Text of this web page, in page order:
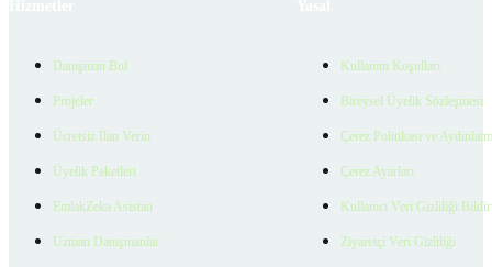
Danışman Bul
Projeler
Ücretsiz İlan Verin
Üyelik Paketleri
EmlakZeka Asistan
Uzman Danışmanlar
Kullanım Koşulları
Bireysel Üyelik Sözleşmesi
Çerez Politikası ve
Çerez Ayarları
Kullanıcı Veri Gizliliği
Ziyaretçi Veri Gizliliği